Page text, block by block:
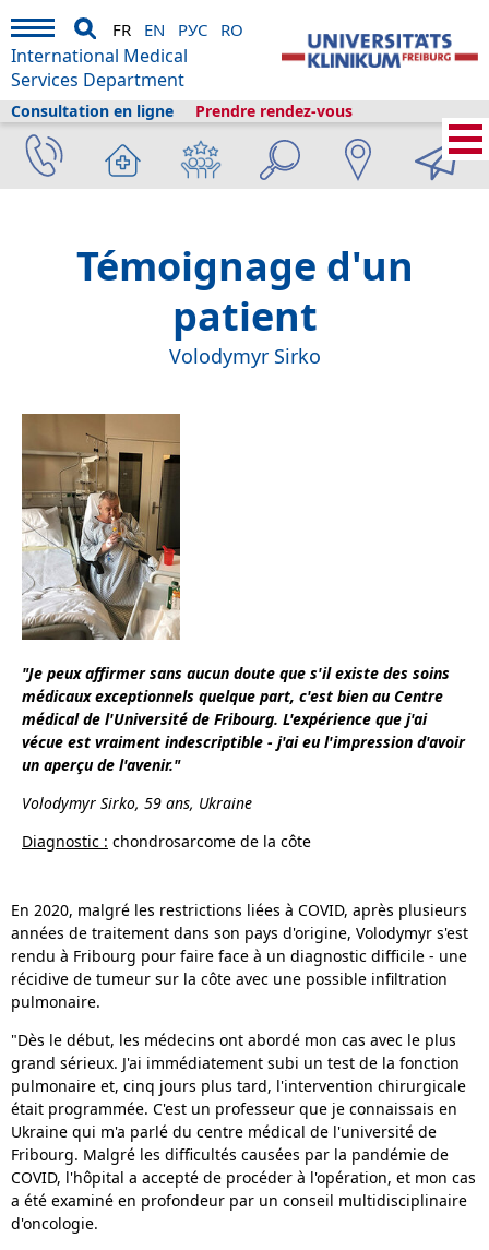
Prendre rendez-vous
Consultation en ligne
FR EN РУС RO
International Medical
Services Department
Services médicaux internationaux A propos de nous Histoires de patients›
Volodymyr Sirko
Témoignage d'un
patient
Volodymyr Sirko
"Je peux affirmer sans aucun doute que s'il existe des soins
médicaux exceptionnels quelque part, c'est bien au Centre
médical de l'Université de Fribourg. L'expérience que j'ai
vécue est vraiment indescriptible - j'ai eu l'impression d'avoir
un aperçu de l'avenir."
Volodymyr Sirko, 59 ans, Ukraine
Diagnostic : chondrosarcome de la côte
En 2020, malgré les restrictions liées à COVID, après plusieurs
années de traitement dans son pays d'origine, Volodymyr s'est
rendu à Fribourg pour faire face à un diagnostic difficile - une
récidive de tumeur sur la côte avec une possible infiltration
pulmonaire.
"Dès le début, les médecins ont abordé mon cas avec le plus
grand sérieux. J'ai immédiatement subi un test de la fonction
pulmonaire et, cinq jours plus tard, l'intervention chirurgicale
était programmée. C'est un professeur que je connaissais en
Ukraine qui m'a parlé du centre médical de l'université de
Fribourg. Malgré les difficultés causées par la pandémie de
COVID, l'hôpital a accepté de procéder à l'opération, et mon cas
a été examiné en profondeur par un conseil multidisciplinaire
d'oncologie.